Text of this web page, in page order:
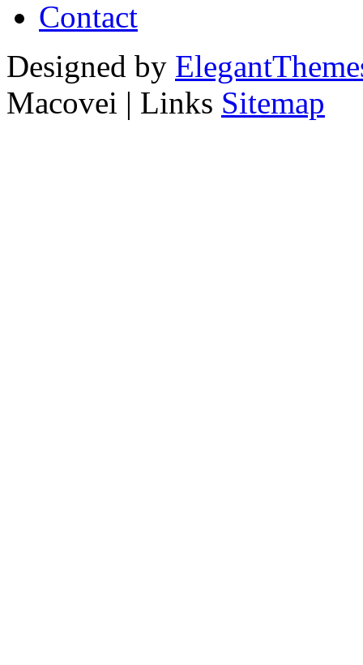
Contact
Designed by
Macovei | Links Sitemap